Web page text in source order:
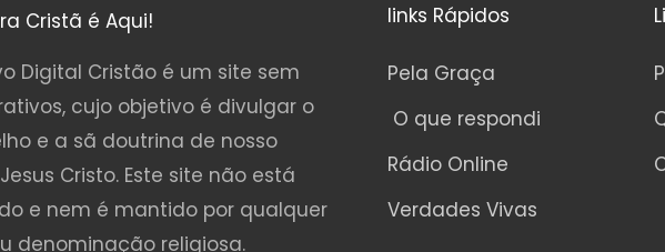
Cristã é Aqui!
Digital Cristão é um site sem
cujo objetivo é divulgar o
e a sã doutrina de nosso
Cristo. Este site não está
e nem é mantido por qualquer
denominação religiosa.
links Rápidos
Pela Graça
O que respondi
Rádio Online
Verdades Vivas